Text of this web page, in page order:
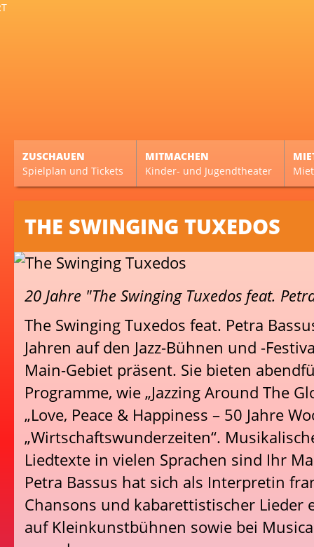
ZUSCHAUEN
Spielplan und Tickets
MITMACHEN
Kinder- und Jugendtheater
THE SWINGING TUXEDOS
20 Jahre "The Swinging Tuxedos feat.
The Swinging Tuxedos feat. Petra
Jahren auf den Jazz-Bühnen und -
Main-Gebiet präsent. Sie bieten
Programme, wie „Jazzing Around The
„Love, Peace & Happiness – 50 Jahre
„Wirtschaftswunderzeiten“.
Liedtexte in vielen Sprachen sind Ihr
Petra Bassus hat sich als Interpretin
Chansons und kabarettistischer Lieder
auf Kleinkunstbühnen sowie bei